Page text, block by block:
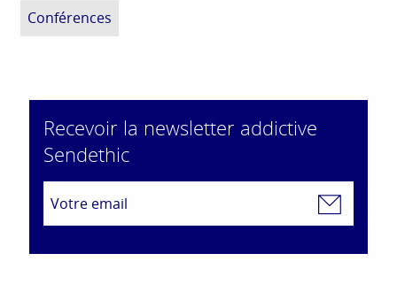
Conférences
Recevoir la newsletter addictive
Sendethic